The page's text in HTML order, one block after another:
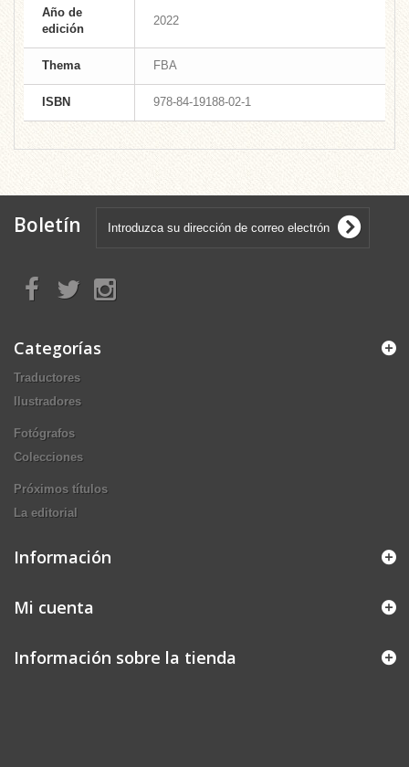
Año de
edición
2022
Thema FBA
ISBN 978-84-19188-02-1
Boletín
Categorías
Traductores
Ilustradores
Fotógrafos
Colecciones
Próximos títulos
La editorial
Información
Mi cuenta
Información sobre la tienda